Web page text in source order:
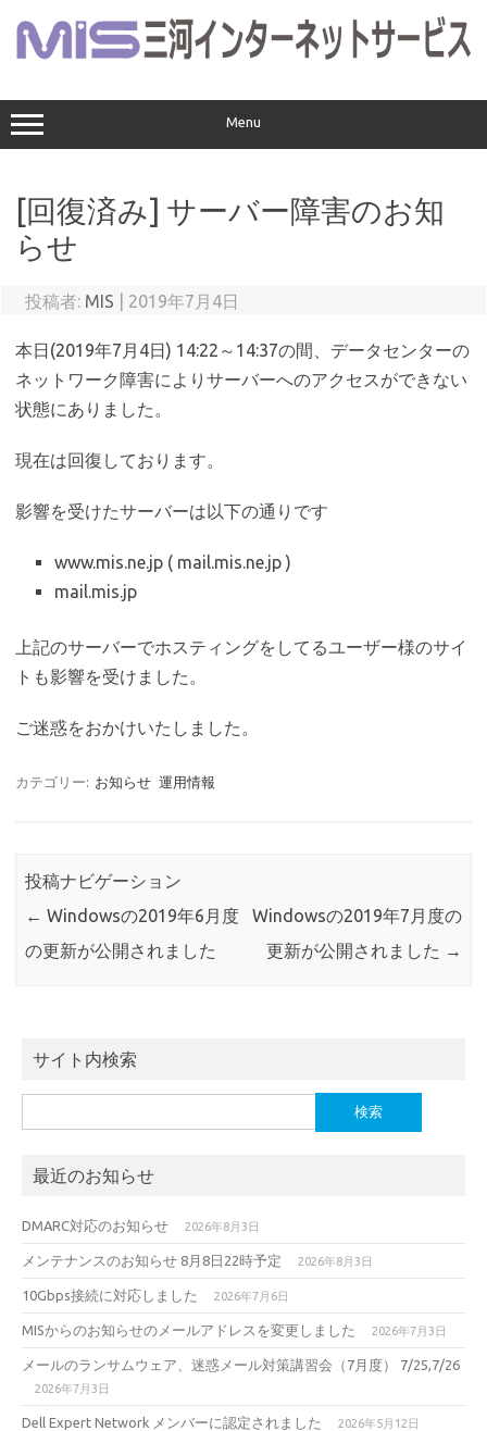
ス
キ
ッ
Menu
[回復済み] サーバー障害のお知
らせ
投稿者: MIS 2019年7月4日
本日(2019年7月4日) 14:22～14:37の間、データセンターの
ネットワーク障害によりサーバーへのアクセスができない
状態にありました。
現在は回復しております。
影響を受けたサーバーは以下の通りです
www.mis.ne.jp ( mail.mis.ne.jp )
mail.mis.jp
上記のサーバーでホスティングをしてるユーザー様のサイ
トも影響を受けました。
ご迷惑をおかけいたしました。
カテゴリー: お知らせ 運用情報
投稿ナビゲーション
← Windowsの2019年6月度
の更新が公開されました
Windowsの2019年7月度の
更新が公開されました →
サイト内検索
索:
最近のお知らせ
DMARC対応のお知らせ 2026年8月3日
メンテナンスのお知らせ 8月8日22時予定 2026年8月3日
10Gbps接続に対応しました 2026年7月6日
MISからのお知らせのメールアドレスを変更しました 2026年7月3日
メールのランサムウェア、迷惑メール対策講習会（7月度） 7/25,7/26
2026年7月3日
Dell Expert Network メンバーに認定されました 2026年5月12日